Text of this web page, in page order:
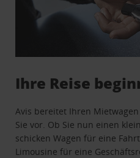
Ihre Reise
Avis bereitet Ihren
Sie vor. Ob Sie nun einen
schicken Wagen für eine
Limousine für eine